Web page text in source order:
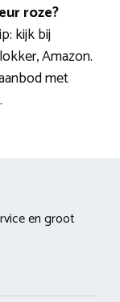
roze?
kijk bij
Amazon.
met
en groot